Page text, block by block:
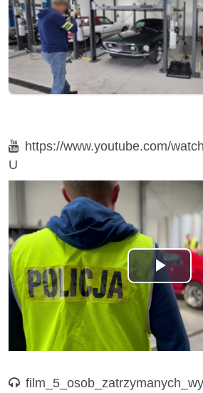
Film
https://www.youtube.com/
U
Nagranie audio